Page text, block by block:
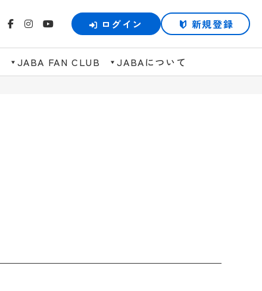
ログイン 新規登録
JABA FAN CLUB JABAについて